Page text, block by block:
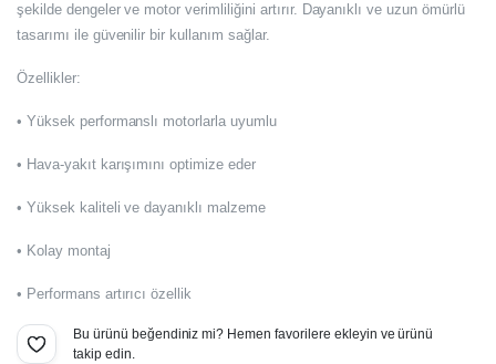
şekilde dengeler ve motor verimliliğini artırır. Dayanıklı ve uzun ömürlü
tasarımı ile güvenilir bir kullanım sağlar.
Özellikler:
• Yüksek performanslı motorlarla uyumlu
• Hava-yakıt karışımını optimize eder
• Yüksek kaliteli ve dayanıklı malzeme
• Kolay montaj
• Performans artırıcı özellik
Bu ürünü beğendiniz mi? Hemen favorilere ekleyin ve ürünü
takip edin.